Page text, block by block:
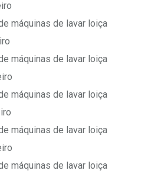
máquinas de lavar loiça
máquinas de lavar loiça
máquinas de lavar loiça
máquinas de lavar loiça
máquinas de lavar loiça